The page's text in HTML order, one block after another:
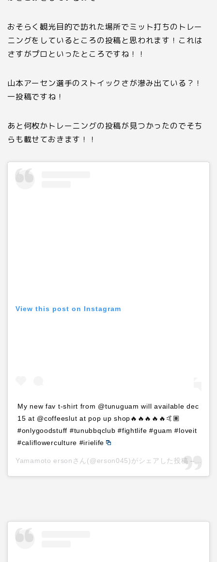
おそらく観光目的で訪れた場所でミット打ちのトレー
ニングをしているところの投稿と思われます！これは
さすがプロといったところですね！！
山本アーセン選手のストイックさが滲み出ている？！
一投稿ですね！
あと何枚かトレーニングの投稿が見つかったのでそち
らも載せておきます！！
View this post on Instagram
My new fav t-shirt from @tunuguam will available dec
15 at @coffeeslut at pop up shop🔥🔥🔥🔥🔥🤙🏽
#onlygoodstuff #tunubbqclub #fightlife #guam #loveit
#califlowerculture #irielife
Yamamoto ersonさん(@erson045)がシェアした投稿 –2018